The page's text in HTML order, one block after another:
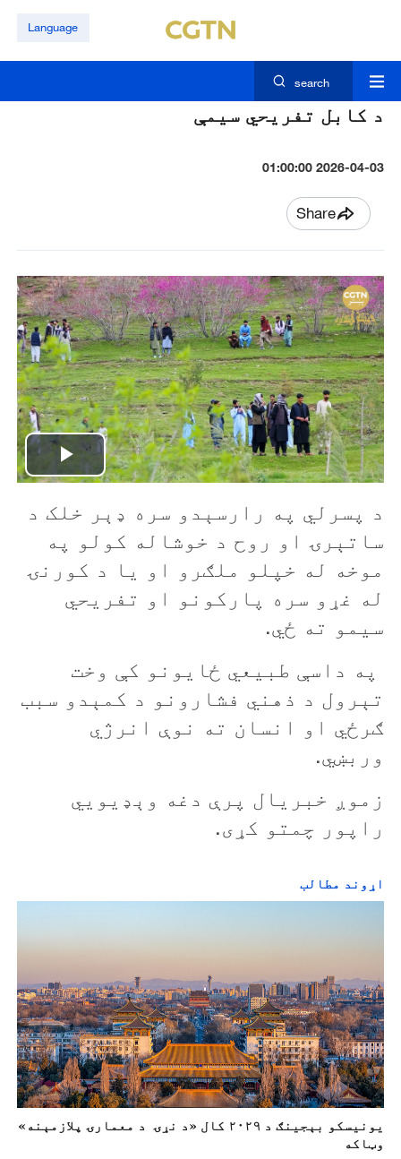
Language
search
د کابل تفريحي سيمې
2026-04-03 01:00:00
Share
P
l
a
د پسرلي په رارسېدو سره ډېر خلک د
ساتېرۍ او روح د خوشاله کولو په
موخه له خپلو ملګرو او يا د کورنۍ
له غړو سره پارکونو او تفریحي
سیمو ته ځي.
په داسې طبیعي ځایونو کې وخت
تېرول د ذهني فشارونو د کمېدو سبب
ګرځي او انسان ته نوې انرژي
وربښي.
زموږ خبريال پرې دغه وېډيويي
راپور چمتو کړی.
اړوند مطالب
یونیسکو بېجینګ د ۲۰۲۹ کال «د نړۍ د معمارۍ پلازمېنه»
وټاکه